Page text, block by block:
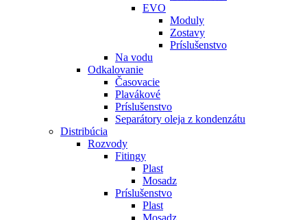
EVO
Moduly
Zostavy
Príslušenstvo
Na vodu
Odkalovanie
Časovacie
Plavákové
Príslušenstvo
Separátory oleja z kondenzátu
Distribúcia
Rozvody
Fitingy
Plast
Mosadz
Príslušenstvo
Plast
Mosadz